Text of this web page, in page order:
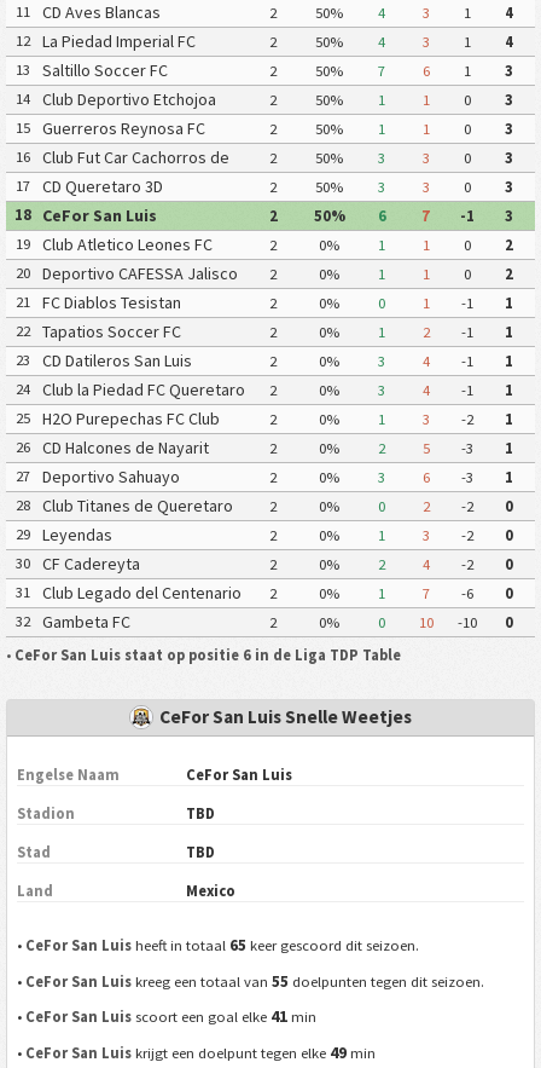
11
CD Aves Blancas 2 50% 4 3 1
4
12
La Piedad Imperial FC 2 50% 4 3 1
4
13
Saltillo Soccer FC 2 50% 7 6 1
3
14
Club Deportivo Etchojoa 2 50% 1 1 0
3
15
Guerreros Reynosa FC 2 50% 1 1 0
3
16
Club Fut Car Cachorros de
Leon
2 50% 3 3 0
3
17
CD Queretaro 3D 2 50% 3 3 0
3
18
CeFor San Luis 2 50% 6 7 -1
3
19
Club Atletico Leones FC 2 0% 1 1 0
2
20
Deportivo CAFESSA Jalisco 2 0% 1 1 0
2
21
FC Diablos Tesistan 2 0% 0 1 -1
1
22
Tapatios Soccer FC 2 0% 1 2 -1
1
23
CD Datileros San Luis 2 0% 3 4 -1
1
24
Club la Piedad FC Queretaro 2 0% 3 4 -1
1
25
H2O Purepechas FC Club
Atletico Morelia II
2 0% 1 3 -2
1
26
CD Halcones de Nayarit 2 0% 2 5 -3
1
27
Deportivo Sahuayo 2 0% 3 6 -3
1
28
Club Titanes de Queretaro 2 0% 0 2 -2
0
29
Leyendas 2 0% 1 3 -2
0
30
CF Cadereyta 2 0% 2 4 -2
0
31
Club Legado del Centenario 2 0% 1 7 -6
0
32
Gambeta FC 2 0% 0 10 -10
0
• CeFor San Luis staat op positie 6 in de Liga TDP Table
CeFor San Luis Snelle Weetjes
Engelse Naam CeFor San Luis
Stadion TBD
Stad TBD
Land Mexico
• CeFor San Luis heeft in totaal 65 keer gescoord dit seizoen.
• CeFor San Luis kreeg een totaal van55 doelpunten tegen dit seizoen.
• CeFor San Luis scoort een goal elke 41 min
• CeFor San Luis krijgt een doelpunt tegen elke 49 min